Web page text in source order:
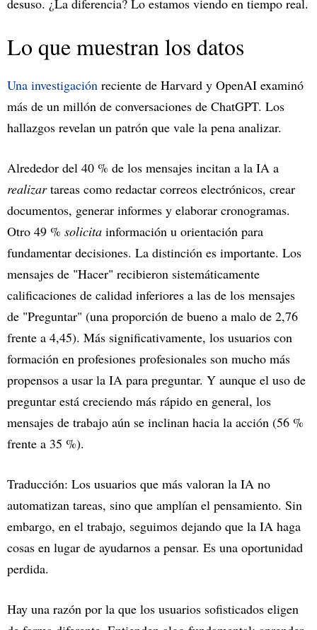
desuso. ¿La diferencia? Lo estamos viendo en tiempo real.
Lo que muestran los datos
Una investigación reciente de Harvard y OpenAI examinó
más de un millón de conversaciones de ChatGPT. Los
hallazgos revelan un patrón que vale la pena analizar.
Alrededor del 40 % de los mensajes incitan a la IA a
realizartareas como redactar correos electrónicos, crear
documentos, generar informes y elaborar cronogramas.
Otro 49 % solicita información u orientación para
fundamentar decisiones. La distinción es importante. Los
mensajes de "Hacer" recibieron sistemáticamente
calificaciones de calidad inferiores a las de los mensajes
de "Preguntar" (una proporción de bueno a malo de 2,76
frente a 4,45). Más significativamente, los usuarios con
formación en profesiones profesionales son mucho más
propensos a usar la IA para preguntar. Y aunque el uso de
preguntar está creciendo más rápido en general, los
mensajes de trabajo aún se inclinan hacia la acción (56 %
frente a 35 %).
Traducción: Los usuarios que más valoran la IA no
automatizan tareas, sino que amplían el pensamiento. Sin
embargo, en el trabajo, seguimos dejando que la IA haga
cosas en lugar de ayudarnos a pensar. Es una oportunidad
perdida.
Hay una razón por la que los usuarios sofisticados eligen